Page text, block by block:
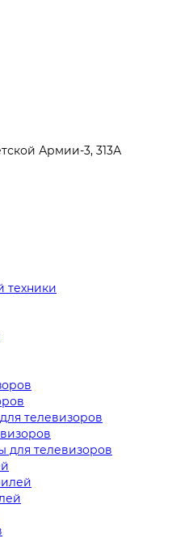
Армии-3, 313А
техники
телевизоров
для телевизоров